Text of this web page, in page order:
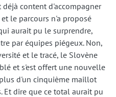
content d'accompagner
le parcours n'a proposé
aurait pu le surprendre,
par équipes piégeux. Non,
et le tracé, le Slovène
et s'est offert une nouvelle
d'un cinquième maillot
Et dire que ce total aurait pu